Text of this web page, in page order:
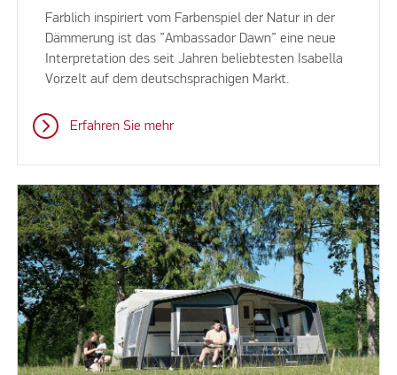
Farblich inspiriert vom Farbenspiel der Natur in der
Dämmerung ist das ”Ambassador Dawn” eine neue
Interpretation des seit Jahren beliebtesten Isabella
Vorzelt auf dem deutschsprachigen Markt.
Erfahren Sie mehr